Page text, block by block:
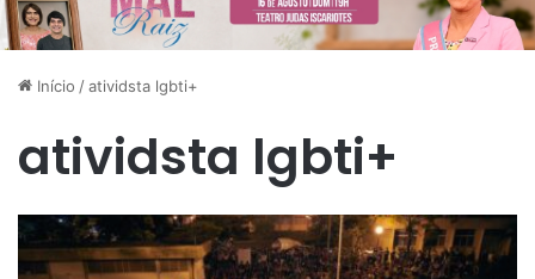
Início /atividsta lgbti+
atividsta lgbti+